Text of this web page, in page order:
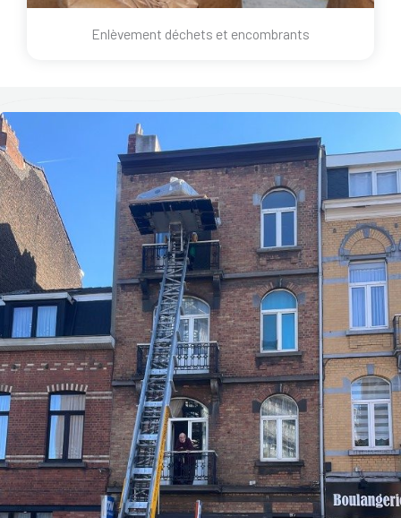
Enlèvement déchets et encombrants